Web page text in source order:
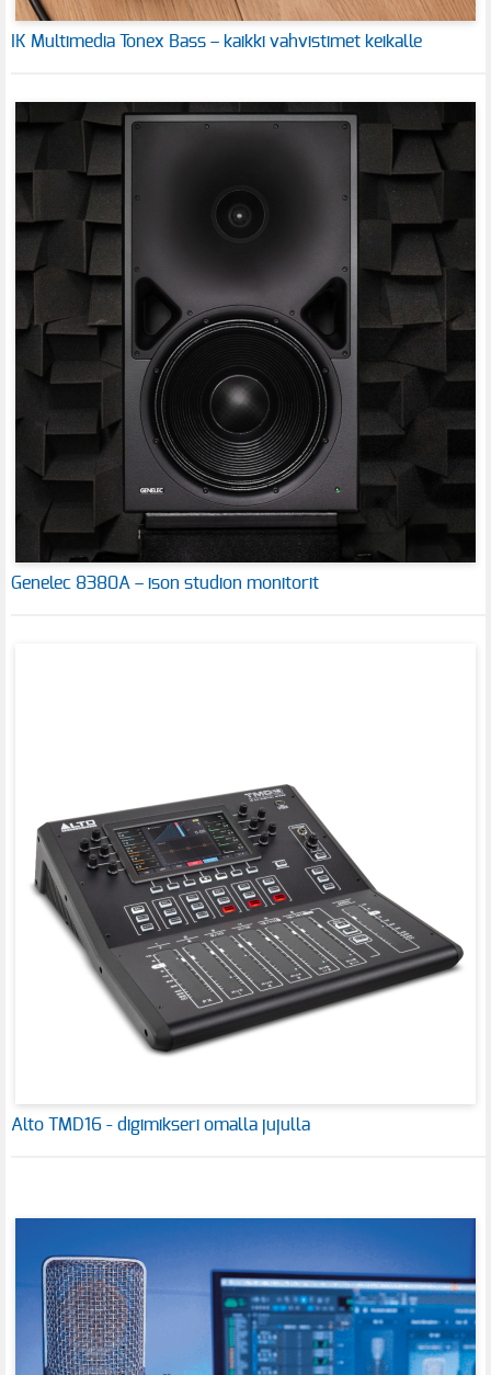
IK Multimedia Tonex Bass – kaikki vahvistimet keikalle
Genelec 8380A – ison studion monitorit
Alto TMD16 - digimikseri omalla jujulla